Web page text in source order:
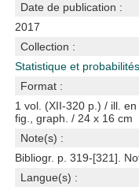
Date de publication :
2017
Collection :
Statistique et
Format :
1 vol. (XII-320 p.) / ill. en
fig., graph. / 24 x 16 cm
Note(s) :
Bibliogr. p. 319-[321].
Langue(s) :